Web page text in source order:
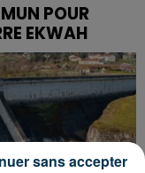
POUR
EKWAH
sans accepter